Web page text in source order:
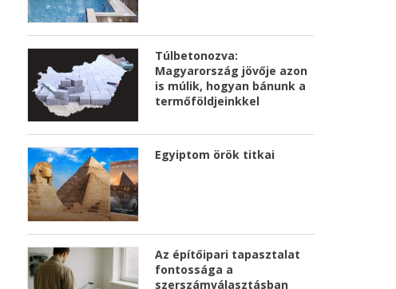
Túlbetonozva:
Magyarország jövője azon
is múlik, hogyan bánunk a
termőföldjeinkkel
Egyiptom örök titkai
Az építőipari tapasztalat
fontossága a
szerszámválasztásban